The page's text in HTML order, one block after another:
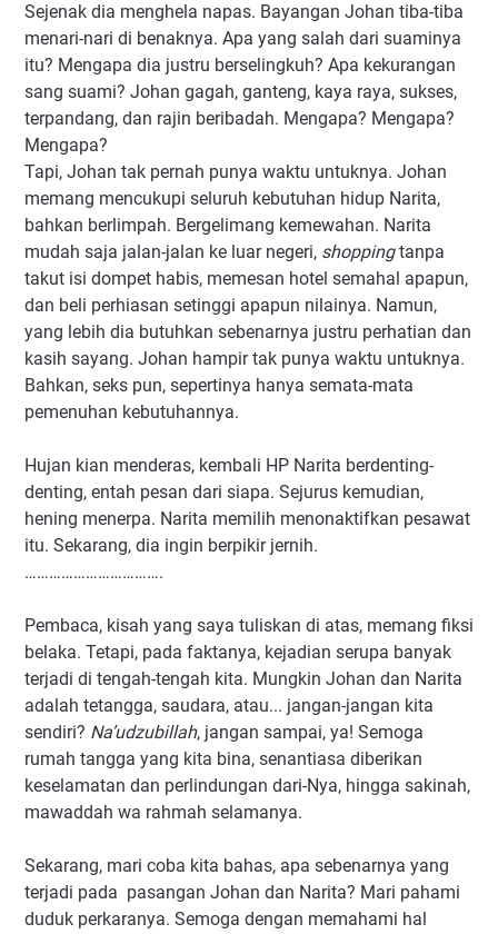
Sejenak dia menghela napas. Bayangan Johan tiba-tiba
menari-nari di benaknya. Apa yang salah dari suaminya
itu? Mengapa dia justru berselingkuh? Apa kekurangan
sang suami? Johan gagah, ganteng, kaya raya, sukses,
terpandang, dan rajin beribadah. Mengapa? Mengapa?
Mengapa?
Tapi, Johan tak pernah punya waktu untuknya. Johan
memang mencukupi seluruh kebutuhan hidup Narita,
bahkan berlimpah. Bergelimang kemewahan. Narita
mudah saja jalan-jalan ke luar negeri, shoppingtanpa
takut isi dompet habis, memesan hotel semahal apapun,
dan beli perhiasan setinggi apapun nilainya. Namun,
yang lebih dia butuhkan sebenarnya justru perhatian dan
kasih sayang. Johan hampir tak punya waktu untuknya.
Bahkan, seks pun, sepertinya hanya semata-mata
pemenuhan kebutuhannya.
Hujan kian menderas, kembali HP Narita berdenting-
denting, entah pesan dari siapa. Sejurus kemudian,
hening menerpa. Narita memilih menonaktifkan pesawat
itu. Sekarang, dia ingin berpikir jernih.
…………………………….
Pembaca, kisah yang saya tuliskan di atas, memang fiksi
belaka. Tetapi, pada faktanya, kejadian serupa banyak
terjadi di tengah-tengah kita. Mungkin Johan dan Narita
adalah tetangga, saudara, atau... jangan-jangan kita
sendiri? Na’udzubillah, jangan sampai, ya! Semoga
rumah tangga yang kita bina, senantiasa diberikan
keselamatan dan perlindungan dari-Nya, hingga sakinah,
mawaddah wa rahmah selamanya.
Sekarang, mari coba kita bahas, apa sebenarnya yang
terjadi pada pasangan Johan dan Narita? Mari pahami
duduk perkaranya. Semoga dengan memahami hal